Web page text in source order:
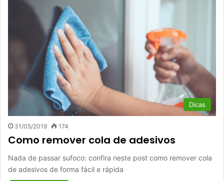
Dicas
31/05/2019 174
Como remover cola de adesivos
Nada de passar sufoco: confira neste post como remover cola
de adesivos de forma fácil e rápida